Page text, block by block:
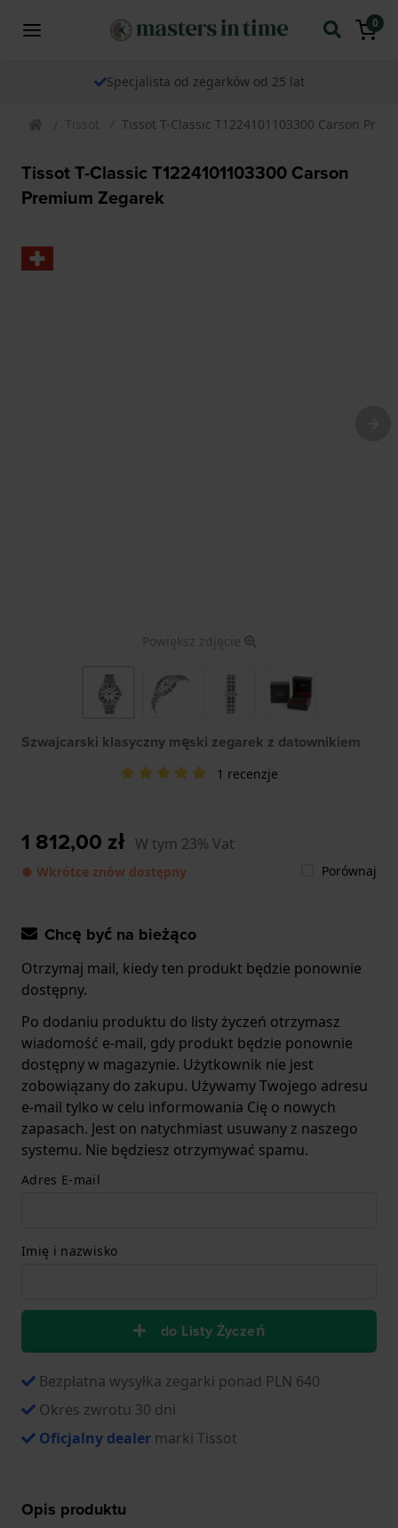
0
Specjalista od zegarków od 25 lat
Tissot Tissot T-Classic T1224101103300 Carson
Tissot T-Classic T1224101103300 Carson
Premium Zegarek
Powiększ zdjęcie
Szwajcarski klasyczny męski zegarek z datownikiem
1 recenzje
1 812,00 zł W tym 23% Vat
● Wkrótce znów dostępny Porównaj
Chcę być na bieżąco
Otrzymaj mail, kiedy ten produkt będzie ponownie
dostępny.
Po dodaniu produktu do listy życzeń otrzymasz
wiadomość e-mail, gdy produkt będzie ponownie
dostępny w magazynie. Użytkownik nie jest
zobowiązany do zakupu. Używamy Twojego adresu
e-mail tylko w celu informowania Cię o nowych
zapasach. Jest on natychmiast usuwany z naszego
systemu. Nie będziesz otrzymywać spamu.
Adres E-mail
Imię i nazwisko
do Listy Życzeń
Bezpłatna wysyłka zegarki ponad PLN 640
Okres zwrotu 30 dni
Oficjalny dealer marki Tissot
Opis produktu